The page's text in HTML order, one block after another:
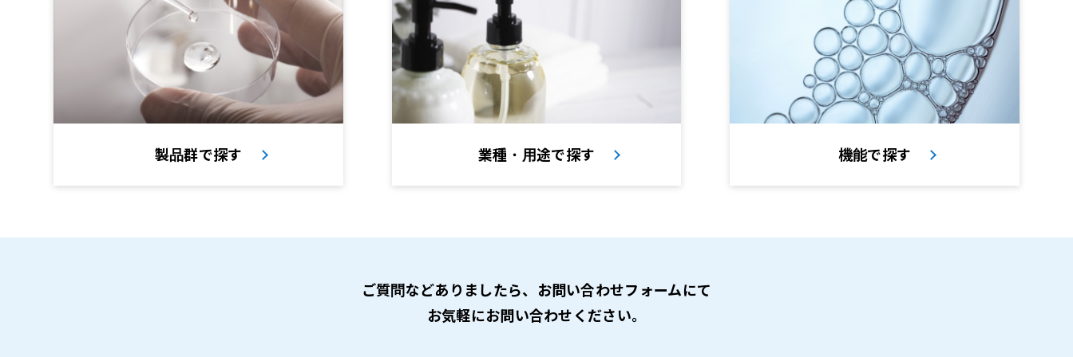
製品群で探す 業種・用途で探す 機能で探す
ご質問などありましたら、 お問い合わせフォームにて
お気軽にお問い合わせください。